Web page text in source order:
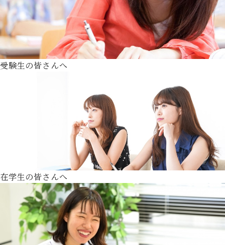
受験生の皆さんへ
在学生の皆さんへ